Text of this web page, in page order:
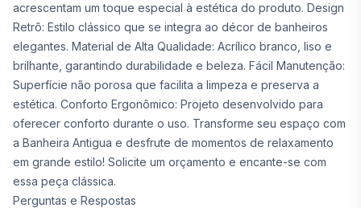
acrescentam um toque especial à estética do produto. Design
Retrô: Estilo clássico que se integra ao décor de banheiros
elegantes. Material de Alta Qualidade: Acrílico branco, liso e
brilhante, garantindo durabilidade e beleza. Fácil Manutenção:
Superfície não porosa que facilita a limpeza e preserva a
estética. Conforto Ergonômico: Projeto desenvolvido para
oferecer conforto durante o uso. Transforme seu espaço com
a Banheira Antigua e desfrute de momentos de relaxamento
em grande estilo! Solicite um orçamento e encante-se com
essa peça clássica.
Perguntas e Respostas